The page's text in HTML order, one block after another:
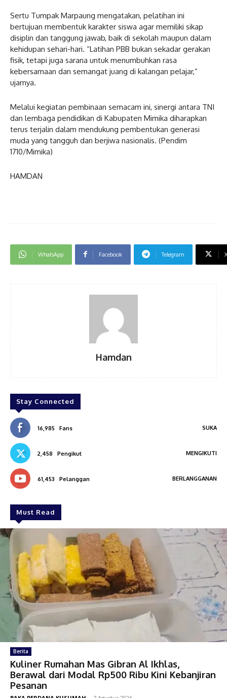
Sertu Tumpak Marpaung mengatakan, pelatihan ini
bertujuan membentuk karakter siswa agar memiliki sikap
disiplin dan tanggung jawab, baik di sekolah maupun dalam
kehidupan sehari-hari. “Latihan PBB bukan sekadar gerakan
fisik, tetapi juga sarana untuk menumbuhkan rasa
kebersamaan dan semangat juang di kalangan pelajar,”
ujarnya.
Melalui kegiatan pembinaan semacam ini, sinergi antara TNI
dan lembaga pendidikan di Kabupaten Mimika diharapkan
terus terjalin dalam mendukung pembentukan generasi
muda yang tangguh dan berjiwa nasionalis. (Pendim
1710/Mimika)
HAMDAN
WhatsApp Facebook Telegram
Hamdan
Stay Connected
16,985 Fans SUKA
2,458 Pengikut MENGIKUTI
61,453 Pelanggan BERLANGGANAN
Must Read
Berita
Kuliner Rumahan Mas Gibran Al Ikhlas,
Berawal dari Modal Rp500 Ribu Kini Kebanjiran
Pesanan